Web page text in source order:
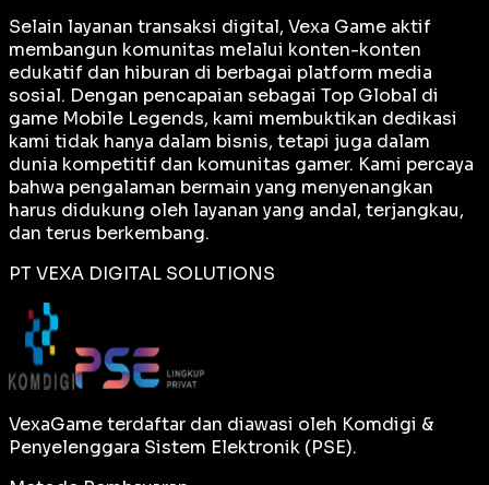
Selain layanan transaksi digital, Vexa Game aktif
membangun komunitas melalui konten-konten
edukatif dan hiburan di berbagai platform media
sosial. Dengan pencapaian sebagai Top Global di
game Mobile Legends, kami membuktikan dedikasi
kami tidak hanya dalam bisnis, tetapi juga dalam
dunia kompetitif dan komunitas gamer. Kami percaya
bahwa pengalaman bermain yang menyenangkan
harus didukung oleh layanan yang andal, terjangkau,
dan terus berkembang.
PT VEXA DIGITAL SOLUTIONS
VexaGame terdaftar dan diawasi oleh Komdigi &
Penyelenggara Sistem Elektronik (PSE).